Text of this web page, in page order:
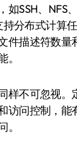
如SSH、NFS
分布式计算
件描述符数量
样不可忽视。
访问控制，能